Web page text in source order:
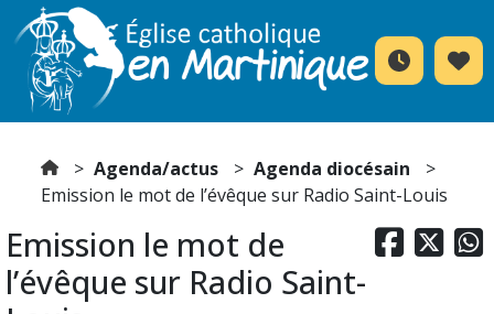
Agenda/actus
Agenda diocésain
Emission le mot de l’évêque sur Radio Saint-Louis
  
Emission le mot de
l’évêque sur Radio Saint-